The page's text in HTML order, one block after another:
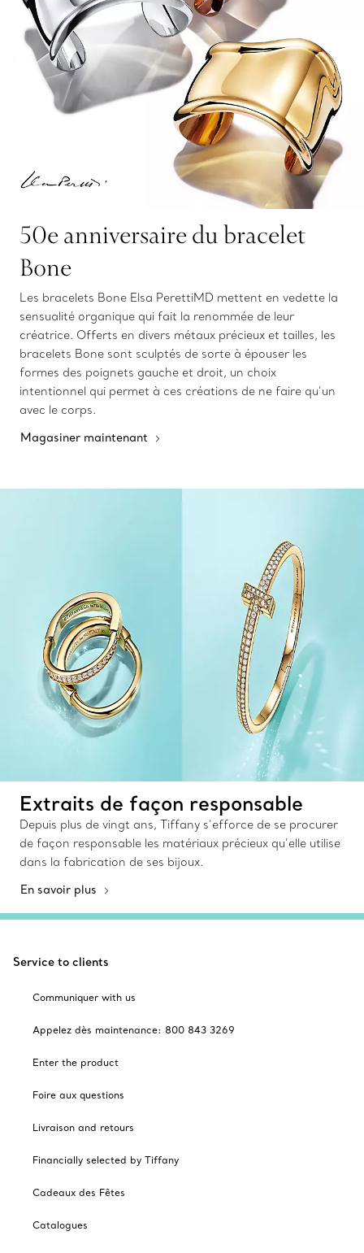
50e anniversaire du bracelet
Bone
Les bracelets Bone Elsa PerettiMD mettent en vedette la
sensualité organique qui fait la renommée de leur
créatrice. Offerts en divers métaux précieux et tailles, les
bracelets Bone sont sculptés de sorte à épouser les
formes des poignets gauche et droit, un choix
intentionnel qui permet à ces créations de ne faire qu’un
avec le corps.
Magasiner maintenant
Extraits de façon responsable
Depuis plus de vingt ans, Tiffany s’efforce de se procurer
de façon responsable les matériaux précieux qu’elle utilise
dans la fabrication de ses bijoux.
En savoir plus
Service to clients
Communiquer with us
Appelez dès maintenance: 800 843 3269
Enter the product
Foire aux questions
Livraison and retours
Financially selected by Tiffany
Cadeaux des Fêtes
Catalogues